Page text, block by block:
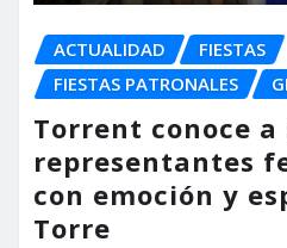
ACTUALIDAD
FIESTAS
FIESTAS PATRONALES
Torrent conoce a
representantes
con emoción y
Torre